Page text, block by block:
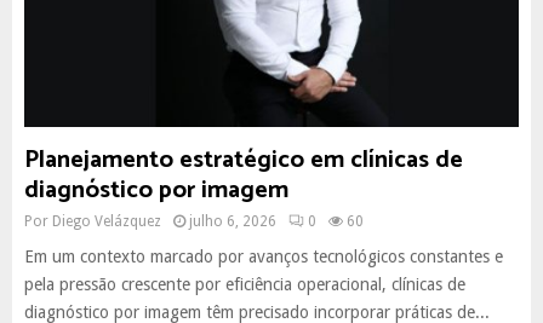
Planejamento estratégico em clínicas de
diagnóstico por imagem
Por Diego Velázquez julho 6, 2026 0 60
Em um contexto marcado por avanços tecnológicos constantes e
pela pressão crescente por eficiência operacional, clínicas de
diagnóstico por imagem têm precisado incorporar práticas de...